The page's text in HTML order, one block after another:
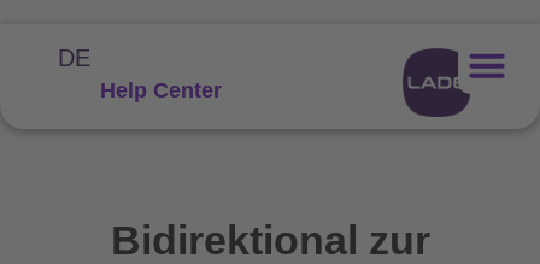
DE
Help Center
Bidirektional zur